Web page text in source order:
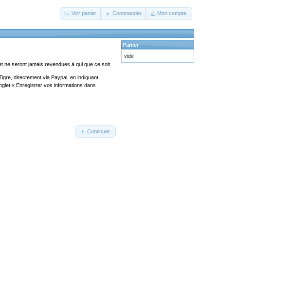
Voir panier Commander Mon compte
ne seront jamais revendues à qui que ce soit.
directement via Paypal, en indiquant
« Enregistrer vos informations dans
Continuer
Panier
vide